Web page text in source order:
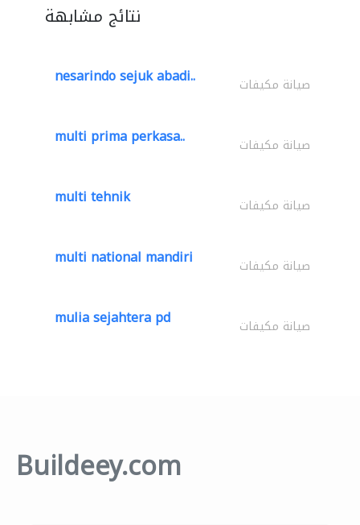
نتائج مشابهة
nesarindo sejuk abadi.. صيانة مكيفات
multi prima perkasa.. صيانة مكيفات
multi tehnik صيانة مكيفات
multi national mandiri صيانة مكيفات
mulia sejahtera pd صيانة مكيفات
Buildeey.com